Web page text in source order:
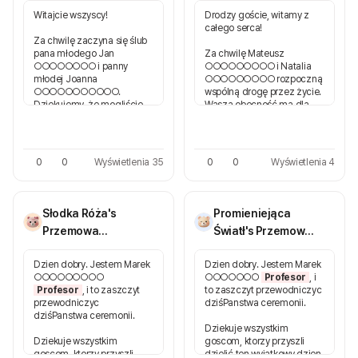
Pan młody Kamil ○○○○○
Panna młoda Paulina
○○○○○○○○○○○○○
Dzisiaj będziemy
swiadkami głębokiego
polaczenia - dwoje ludzi
będzie skladac sobie
obietnice, laczyc swoje
drogi w jedna
wspólnąsciezke. Z pełną
swiadomoscia i sercem
zrozumienia i głębokiego
Konferansjera
Witajcie wszyscy!
Za chwilę zaczyna się ślub
pana młodego Jan
○○○○○○○○ i panny
młodej Joanna
○○○○○○○○○○○.
Dziękujemy, że mogliście
wyciszenie telefonów.
0 0 Wyświetlenia 35
Drodzy goście, witamy z
całego serca!
Za chwilę Mateusz
○○○○○○○○○ i Natalia
○○○○○○○○○ rozpoczną
wspólną drogę przez życie.
Wasza obecność ma dla
wyciszenie telefonów, aby
wspólnie przeżyć te piękną
Dziękujemy, że jesteście
tutaj z nami.
0 0 Wyświetlenia 4
Słodka Róża's
Przemowa
Dzien dobry. Jestem Marek
○○○○○○○○○
Profesor
, i to zaszczyt
przewodniczyc
dziśPanstwa ceremonii.
Dziekuje wszystkim
goscom, ktorzy przyszli
Promieniejąca
Światł's Przemowa
Dzien dobry. Jestem Marek
○○○○○○○
Profesor
, i
to zaszczyt przewodniczyc
dziśPanstwa ceremonii.
Dziekuje wszystkim
goscom, ktorzy przyszli
dzielić ten wyjątkowy dzien.